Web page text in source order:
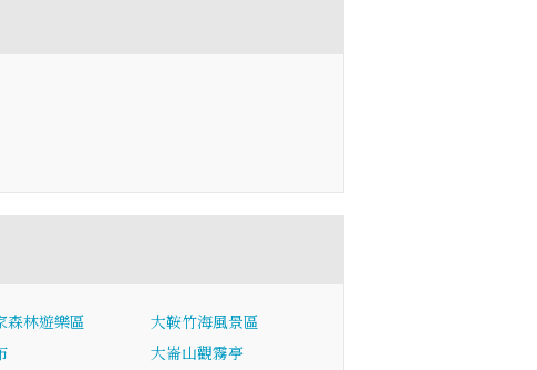
森林遊樂區
大鞍竹海風景區
大崙山觀霧亭